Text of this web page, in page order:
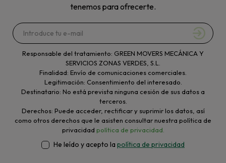
tenemos para ofrecerte.
Responsable del tratamiento: GREEN MOVERS MECÁNICA Y
SERVICIOS ZONAS VERDES, S.L.
Finalidad: Envío de comunicaciones comerciales.
Legitimación: Consentimiento del interesado.
Destinatario: No está prevista ninguna cesión de sus datos a
terceros.
Derechos: Puede acceder, rectificar y suprimir los datos, así
como otros derechos que le asisten consultar nuestra política de
privacidad política de privacidad.
He leído y acepto la política de privacidad